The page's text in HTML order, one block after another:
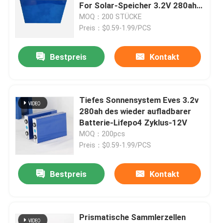
For Solar-Speicher 3.2V 280ah
LiFePO4
MOQ：200 STÜCKE
Preis：$0.59-1.99/PCS
Bestpreis Kontakt
Tiefes Sonnensystem Eves 3.2v
280ah des wieder aufladbarer
Batterie-Lifepo4 Zyklus-12V
MOQ：200pcs
Preis：$0.59-1.99/PCS
Bestpreis Kontakt
Prismatische Sammlerzellen